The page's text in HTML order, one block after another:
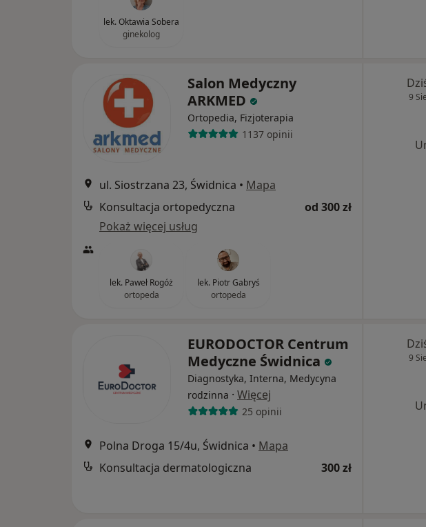
lek. Oktawia Sobera
ginekolog
Salon Medyczny
ARKMED
Ortopedia, Fizjoterapia
1137 opinii
ul. Siostrzana 23, Świdnica • Mapa
Konsultacja ortopedyczna
od 300 zł
Pokaż więcej usług
lek. Paweł Rogóż
ortopeda
lek. Piotr Gabryś
ortopeda
9 Sie
EURODOCTOR Centrum
Medyczne Świdnica
Diagnostyka, Interna, Medycyna
rodzinna · Więcej
25 opinii
Polna Droga 15/4u, Świdnica • Mapa
Konsultacja dermatologiczna
300 zł
9 Sie